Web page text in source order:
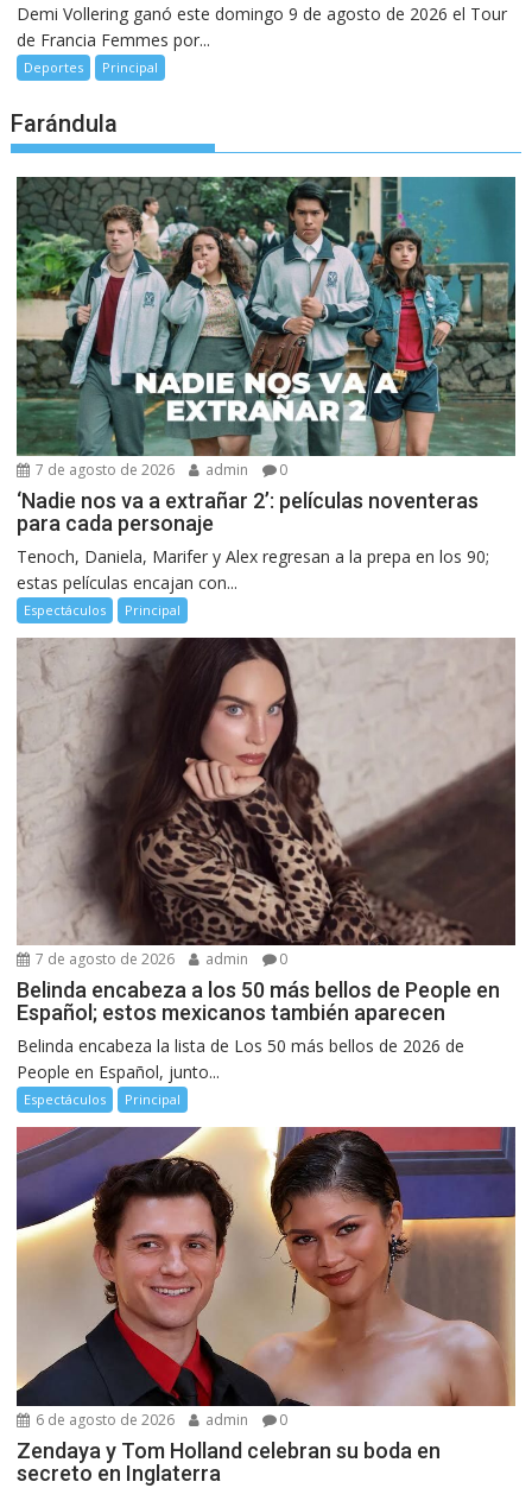
Demi Vollering ganó este domingo 9 de agosto de 2026 el Tour
de Francia Femmes por...
Deportes Principal
Farándula
7 de agosto de 2026 admin 0
‘Nadie nos va a extrañar 2’: películas noventeras
para cada personaje
Tenoch, Daniela, Marifer y Alex regresan a la prepa en los 90;
estas películas encajan con...
Espectáculos Principal
7 de agosto de 2026 admin 0
Belinda encabeza a los 50 más bellos de People en
Español; estos mexicanos también aparecen
Belinda encabeza la lista de Los 50 más bellos de 2026 de
People en Español, junto...
Espectáculos Principal
6 de agosto de 2026 admin 0
Zendaya y Tom Holland celebran su boda en
secreto en Inglaterra